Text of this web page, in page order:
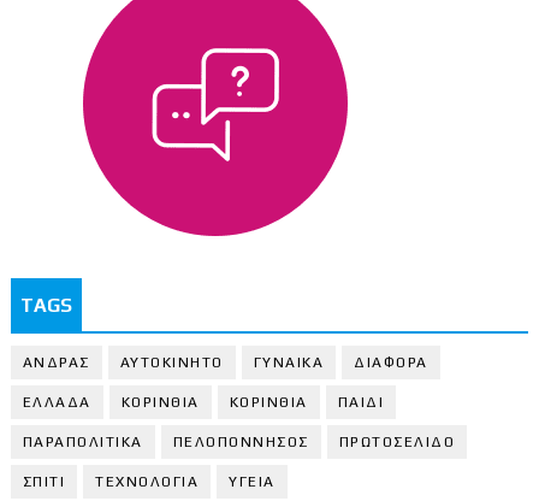
TAGS
ΑΝΔΡΑΣ ΑΥΤΟΚΙΝΗΤΟ ΓΥΝΑΙΚΑ ΔΙΑΦΟΡΑ
ΕΛΛΑΔΑ ΚΟΡΙΝΘΙΑ ΚΟΡΙΝΘΙA ΠΑΙΔΙ
ΠΑΡΑΠΟΛΙΤΙΚΑ ΠΕΛΟΠΟΝΝΗΣΟΣ ΠΡΩΤΟΣΕΛΙΔΟ
ΣΠΙΤΙ ΤΕΧΝΟΛΟΓΙΑ ΥΓΕΙΑ